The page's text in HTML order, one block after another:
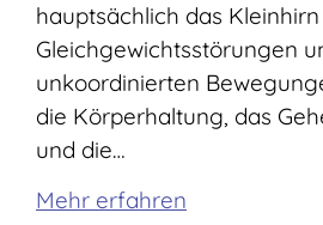
hauptsächlich das
Gleichgewichtsstörungen
unkoordinierten
die Körperhaltung, das
und die…
Mehr erfahren